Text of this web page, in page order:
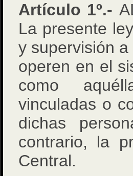
Artículo 1º.-
La presente
y supervisión
operen en el
como
vinculadas o
dichas
contrario, la
Central.